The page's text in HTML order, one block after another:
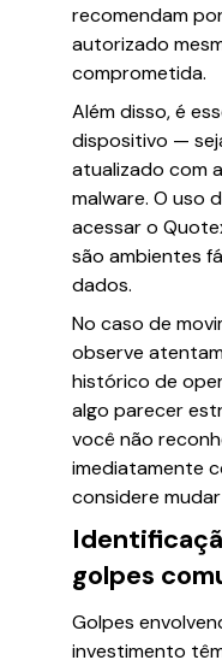
recomendam
autorizado
comprometida.
Além disso, é
dispositivo —
atualizado com
malware. O uso
acessar o
são ambientes
dados.
No caso de
observe
histórico de
algo parecer
você não
imediatamente
considere
golpes
Golpes
investimento